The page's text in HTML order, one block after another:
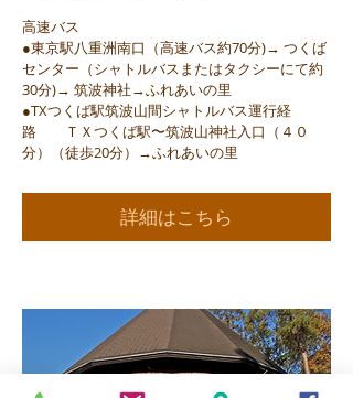
高速バス
●東京駅八重洲南口（高速バス約70分)→ つくば
センター（シャトルバスまたはタクシーにて約
30分)→ 筑波神社→ふれあいの里
●TXつくば駅筑波山間シャトルバス運行経
路 ＴＸつくば駅〜筑波山神社入口（４０
分）（徒歩20分）→ふれあいの里
詳細はこちら